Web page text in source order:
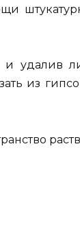
и удалив
из